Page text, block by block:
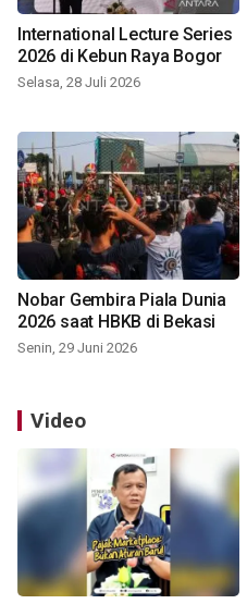
International Lecture Series
2026 di Kebun Raya Bogor
Selasa, 28 Juli 2026
Nobar Gembira Piala Dunia
2026 saat HBKB di Bekasi
Senin, 29 Juni 2026
Video